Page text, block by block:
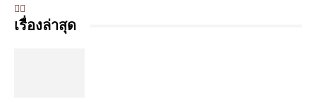
เรื่องล่าสุด